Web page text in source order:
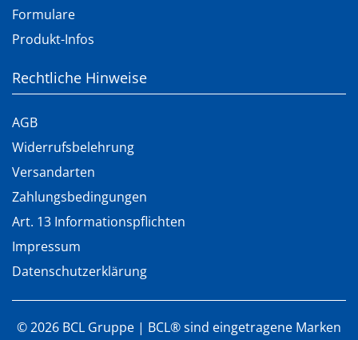
Formulare
Produkt-Infos
Rechtliche Hinweise
AGB
Widerrufsbelehrung
Versandarten
Zahlungsbedingungen
Art. 13 Informationspflichten
Impressum
Datenschutzerklärung
©2026 BCL Gruppe | BCL® sind eingetragene Marken